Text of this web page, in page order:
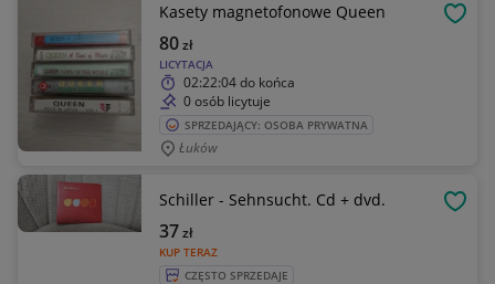
Kasety magnetofonowe Queen
LICYTACJA
80zł
02:22:04do końca
0 osób licytuje
SPRZEDAJĄCY: OSOBA PRYWATNA
Łuków
Schiller - Sehnsucht. Cd + dvd.
KUP TERAZ
37zł
CZĘSTO SPRZEDAJE